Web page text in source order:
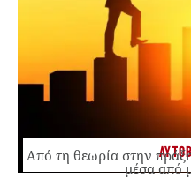
Από τη θεωρία στην
μέσα από